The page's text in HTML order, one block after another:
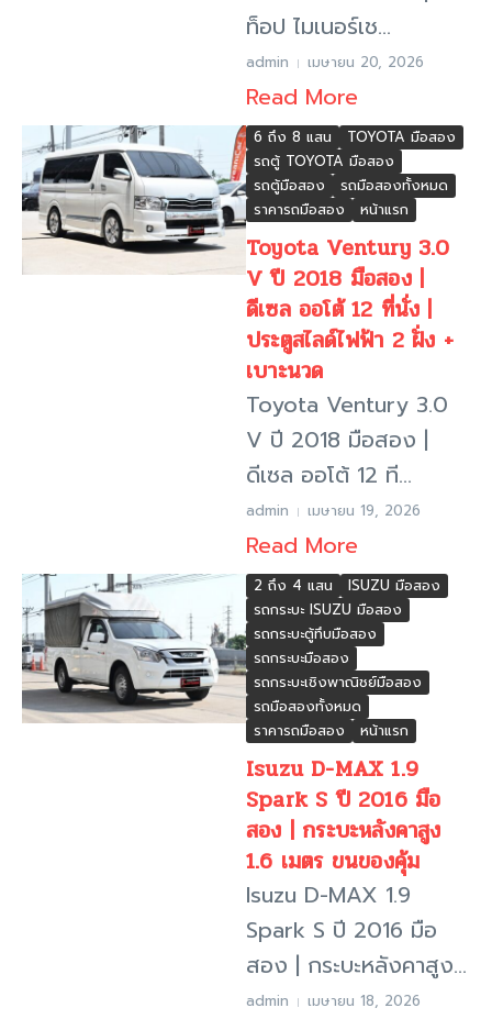
ท็อป ไมเนอร์เช...
admin เมษายน 20, 2026
Read More
6 ถึง 8 แสน
TOYOTA มือสอง
รถตู้ TOYOTA มือสอง
รถตู้มือสอง
รถมือสองทั้งหมด
ราคารถมือสอง
หน้าแรก
Toyota Ventury 3.0
V ปี 2018 มือสอง |
ดีเซล ออโต้ 12 ที่นั่ง |
ประตูสไลด์ไฟฟ้า 2 ฝั่ง +
เบาะนวด
Toyota Ventury 3.0
V ปี 2018 มือสอง |
ดีเซล ออโต้ 12 ที...
admin เมษายน 19, 2026
Read More
2 ถึง 4 แสน
ISUZU มือสอง
รถกระบะ ISUZU มือสอง
รถกระบะตู้ทึบมือสอง
รถกระบะมือสอง
รถกระบะเชิงพาณิชย์มือสอง
รถมือสองทั้งหมด
ราคารถมือสอง
หน้าแรก
Isuzu D-MAX 1.9
Spark S ปี 2016 มือ
สอง | กระบะหลังคาสูง
1.6 เมตร ขนของคุ้ม
Isuzu D-MAX 1.9
Spark S ปี 2016 มือ
สอง | กระบะหลังคาสูง...
admin เมษายน 18, 2026